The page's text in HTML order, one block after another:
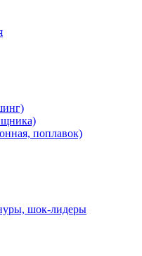
поплавок)
шок-лидеры